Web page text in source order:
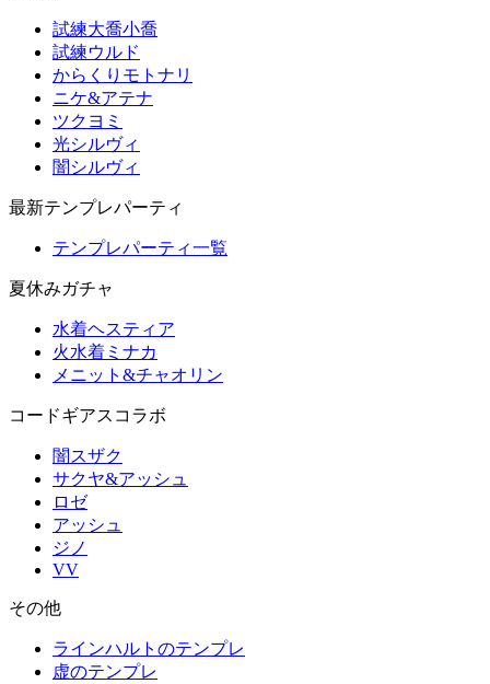
試練大喬小喬
試練ウルド
からくりモトナリ
ニケ&アテナ
ツクヨミ
光シルヴィ
闇シルヴィ
最新テンプレパーティ
テンプレパーティ一覧
夏休みガチャ
水着ヘスティア
火水着ミナカ
メニット&チャオリン
コードギアスコラボ
闇スザク
サクヤ&アッシュ
ロゼ
アッシュ
ジノ
VV
その他
ラインハルトのテンプレ
虚のテンプレ